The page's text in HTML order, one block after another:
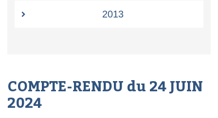
2013
COMPTE-RENDU du 24 JUIN
2024